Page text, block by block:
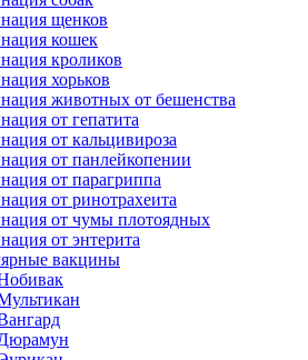
щенков
кошек
кроликов
хорьков
животных от бешенства
от гепатита
от кальцивироза
от панлейкопении
от парагриппа
от ринотрахеита
от чумы плотоядных
от энтерита
вакцины